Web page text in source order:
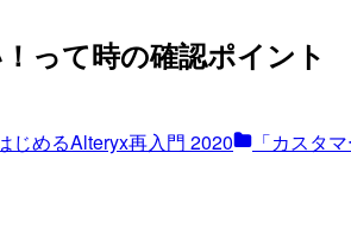
って時の確認ポイント
じめるAlteryx再入門 2020
「カスタ